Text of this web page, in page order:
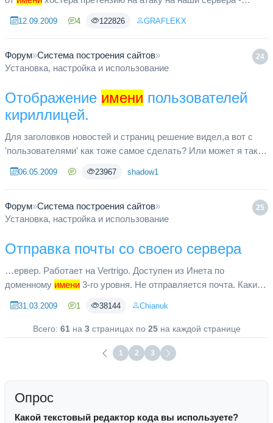
подобным???
12.09.2009 4 122826 GRAFLEKX
24
Форум»Система построения сайтов»
Установка, настройка и использование
Отображение имени пользователей
кириллицей.
Для заголовков новостей и страниц решение видел,а вот с
'пользователями' как тоже самое сделать? Или может я таки
06.05.2009 23967 shadow1
25
Форум»Система построения сайтов»
Установка, настройка и использование
Отправка почты со своего сервера
…ервер. Работает на Vertrigo. Доступен из Инета по
доменному имени 3-го уровня. Не отправляется почта. Какие
31.03.2009 1 38144 Chianuk
Всего: 61на 3страницах по 25на каждой странице
1 2 3
Опрос
Какой текстовый редактор кода вы используете?